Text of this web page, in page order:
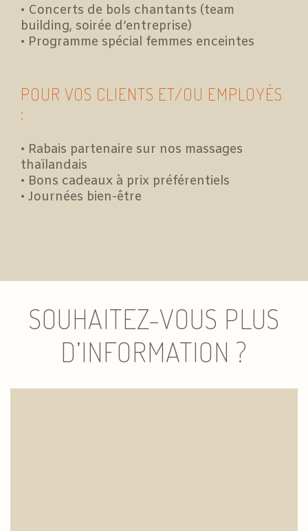
• Concerts de bols chantants (team
building, soirée d’entreprise)
• Programme spécial femmes enceintes
POUR VOS CLIENTS ET/OU EMPLOYÉS
:
• Rabais partenaire sur nos massages
thaïlandais
• Bons cadeaux à prix préférentiels
• Journées bien-être
SOUHAITEZ-VOUS PLUS
D’INFORMATION ?